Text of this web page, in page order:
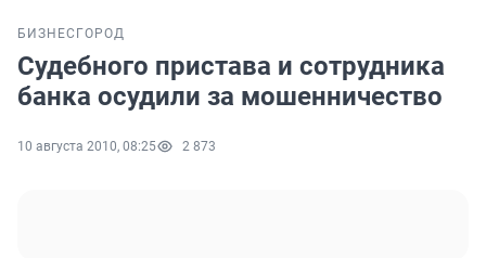
БИЗНЕС ГОРОД
Судебного пристава и сотрудника
банка осудили за мошенничество
10 августа 2010, 08:25 2 873